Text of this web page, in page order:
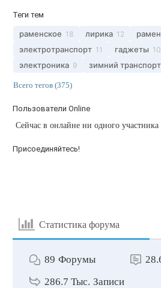
Теги тем
раменское 18 лирика 12
электротранспорт 11 гаджеты 10
электроника 9 зимний транспорт
Всего тегов (375)
Пользователи Online
Сейчас в онлайне ни одного участника
Присоединяйтесь!
Статистика форума
89 Форумы
286.7 Тыс. Записи